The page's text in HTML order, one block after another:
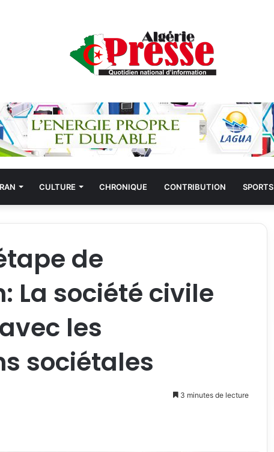
CULTURE CHRONIQUE CONTRIBUTION SPORTS
de
La société civile
les
sociétales
3 minutes de lecture